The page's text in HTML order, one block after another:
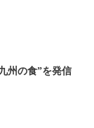
州の食”を発信